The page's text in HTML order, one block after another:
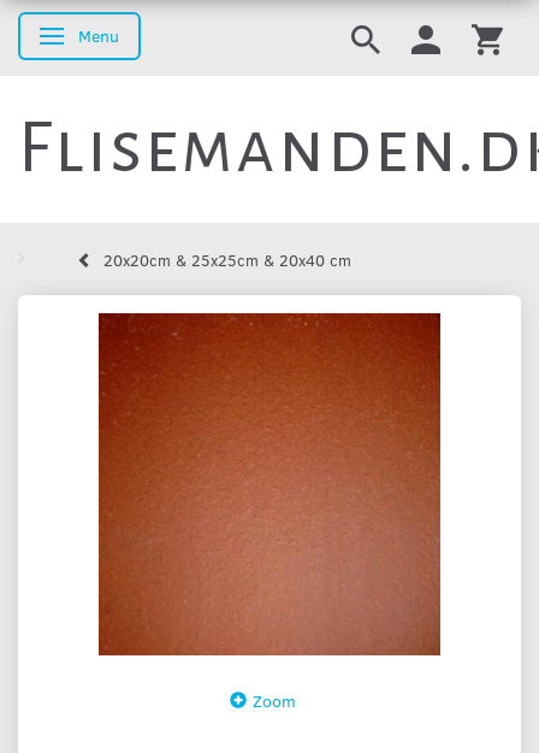
Skifte navigation
Menu
20x20cm & 25x25cm & 20x40 cm
Zoom